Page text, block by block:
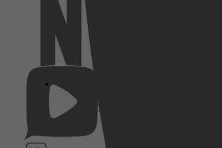
Pathé
Thuis